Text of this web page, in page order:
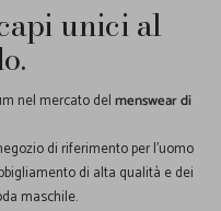
unici al
nel mercato delmenswear di
di riferimento per l'uomo
di alta qualità e dei
maschile.